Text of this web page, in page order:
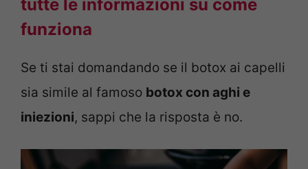
tutte le informazioni su come
funziona
Se ti stai domandando se il botox ai capelli
sia simile al famoso botox con aghi e
iniezioni, sappi che la risposta è no.